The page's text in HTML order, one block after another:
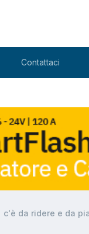
Contattaci
c'è da ridere e da